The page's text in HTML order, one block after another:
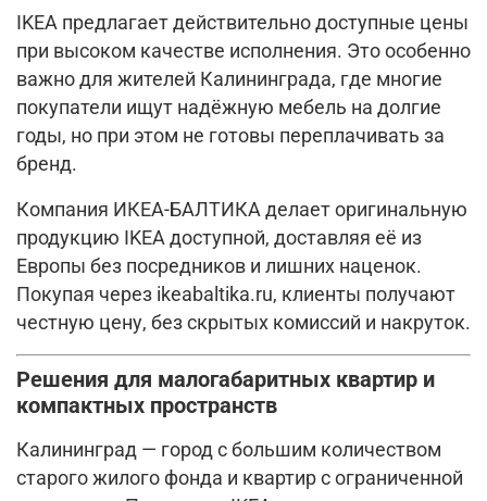
IKEA предлагает действительно доступные цены
при высоком качестве исполнения. Это особенно
важно для жителей Калининграда, где многие
покупатели ищут надёжную мебель на долгие
годы, но при этом не готовы переплачивать за
бренд.
Компания ИКЕА-БАЛТИКА делает оригинальную
продукцию IKEA доступной, доставляя её из
Европы без посредников и лишних наценок.
Покупая через ikeabaltika.ru, клиенты получают
честную цену, без скрытых комиссий и накруток.
Решения для малогабаритных квартир и
компактных пространств
Калининград — город с большим количеством
старого жилого фонда и квартир с ограниченной